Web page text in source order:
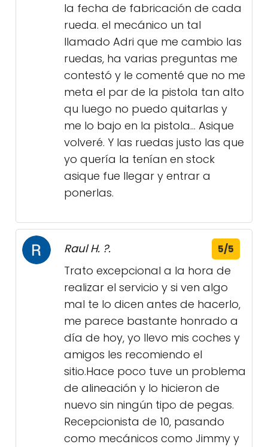
la fecha de fabricación de cada
rueda. el mecánico un tal
llamado Adri que me cambio las
ruedas, ha varias preguntas me
contestó y le comenté que no me
meta el par de la pistola tan alto
qu luego no puedo quitarlas y
me lo bajo en la pistola... Asique
volveré. Y las ruedas justo las que
yo quería la tenían en stock
asique fue llegar y entrar a
ponerlas.
Raul H. ?. 5/5
Trato excepcional a la hora de
realizar el servicio y si ven algo
mal te lo dicen antes de hacerlo,
me parece bastante honrado a
día de hoy, yo llevo mis coches y
amigos les recomiendo el
sitio.Hace poco tuve un problema
de alineación y lo hicieron de
nuevo sin ningún tipo de pegas.
Recepcionista de 10, pasando
como mecánicos como Jimmy y